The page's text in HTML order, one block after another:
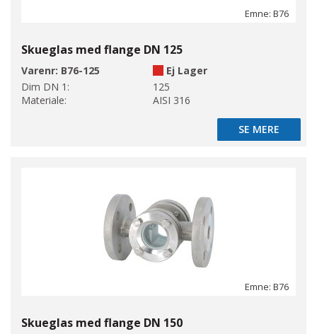
Emne: B76
Skueglas med flange DN 125
Varenr: B76-125
Ej Lager
Dim DN 1:
125
Materiale:
AISI 316
SE MERE
SE MERE
Emne: B76
Skueglas med flange DN 150